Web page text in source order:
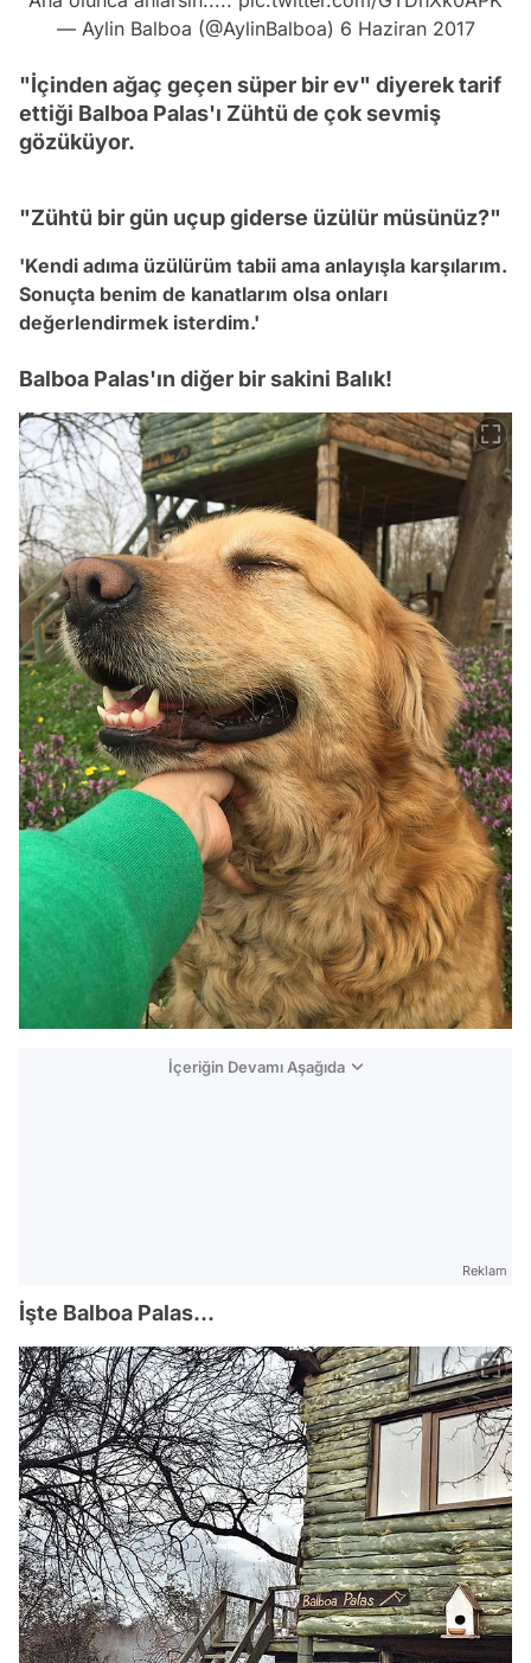
— Aylin Balboa (@AylinBalboa) 6 Haziran 2017
"İçinden ağaç geçen süper bir ev" diyerek tarif
ettiği Balboa Palas'ı Zühtü de çok sevmiş
gözüküyor.
"Zühtü bir gün uçup giderse üzülür müsünüz?"
'Kendi adıma üzülürüm tabii ama anlayışla karşılarım.
Sonuçta benim de kanatlarım olsa onları
değerlendirmek isterdim.'
Balboa Palas'ın diğer bir sakini Balık!
İçeriğin Devamı Aşağıda
Reklam
İşte Balboa Palas...